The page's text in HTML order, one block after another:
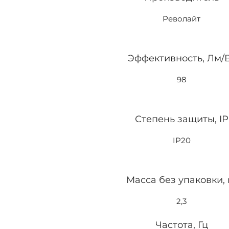
Револайт
Эффективность, Лм/
98
Степень защиты, IP
IP20
Масса без упаковки,
2,3
Частота, Гц